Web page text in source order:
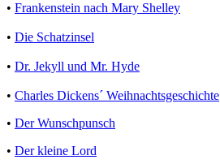
• Frankenstein nach Mary Shelley
• Die Schatzinsel
• Dr. Jekyll und Mr. Hyde
• Charles Dickens´ Weihnachtsgeschichte
• Der Wunschpunsch
• Der kleine Lord